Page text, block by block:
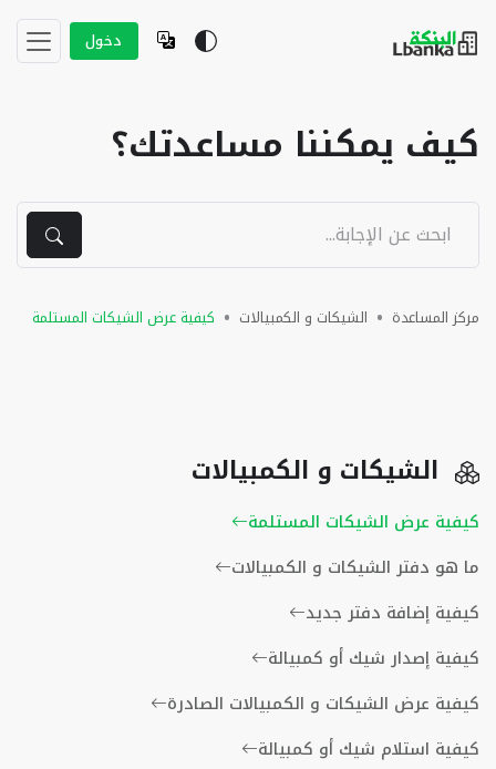
دخول
كيف يمكننا مساعدتك؟
مركز المساعدة الشيكات و الكمبيالات كيفية عرض الشيكات المستلمة
الشيكات و الكمبيالات
كيفية عرض الشيكات المستلمة
ما هو دفتر الشيكات و الكمبيالات
كيفية إضافة دفتر جديد
كيفية إصدار شيك أو كمبيالة
كيفية عرض الشيكات و الكمبيالات الصادرة
كيفية استلام شيك أو كمبيالة